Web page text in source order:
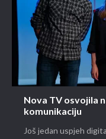
Nova TV osvojila
komunikaciju
Još jedan uspjeh